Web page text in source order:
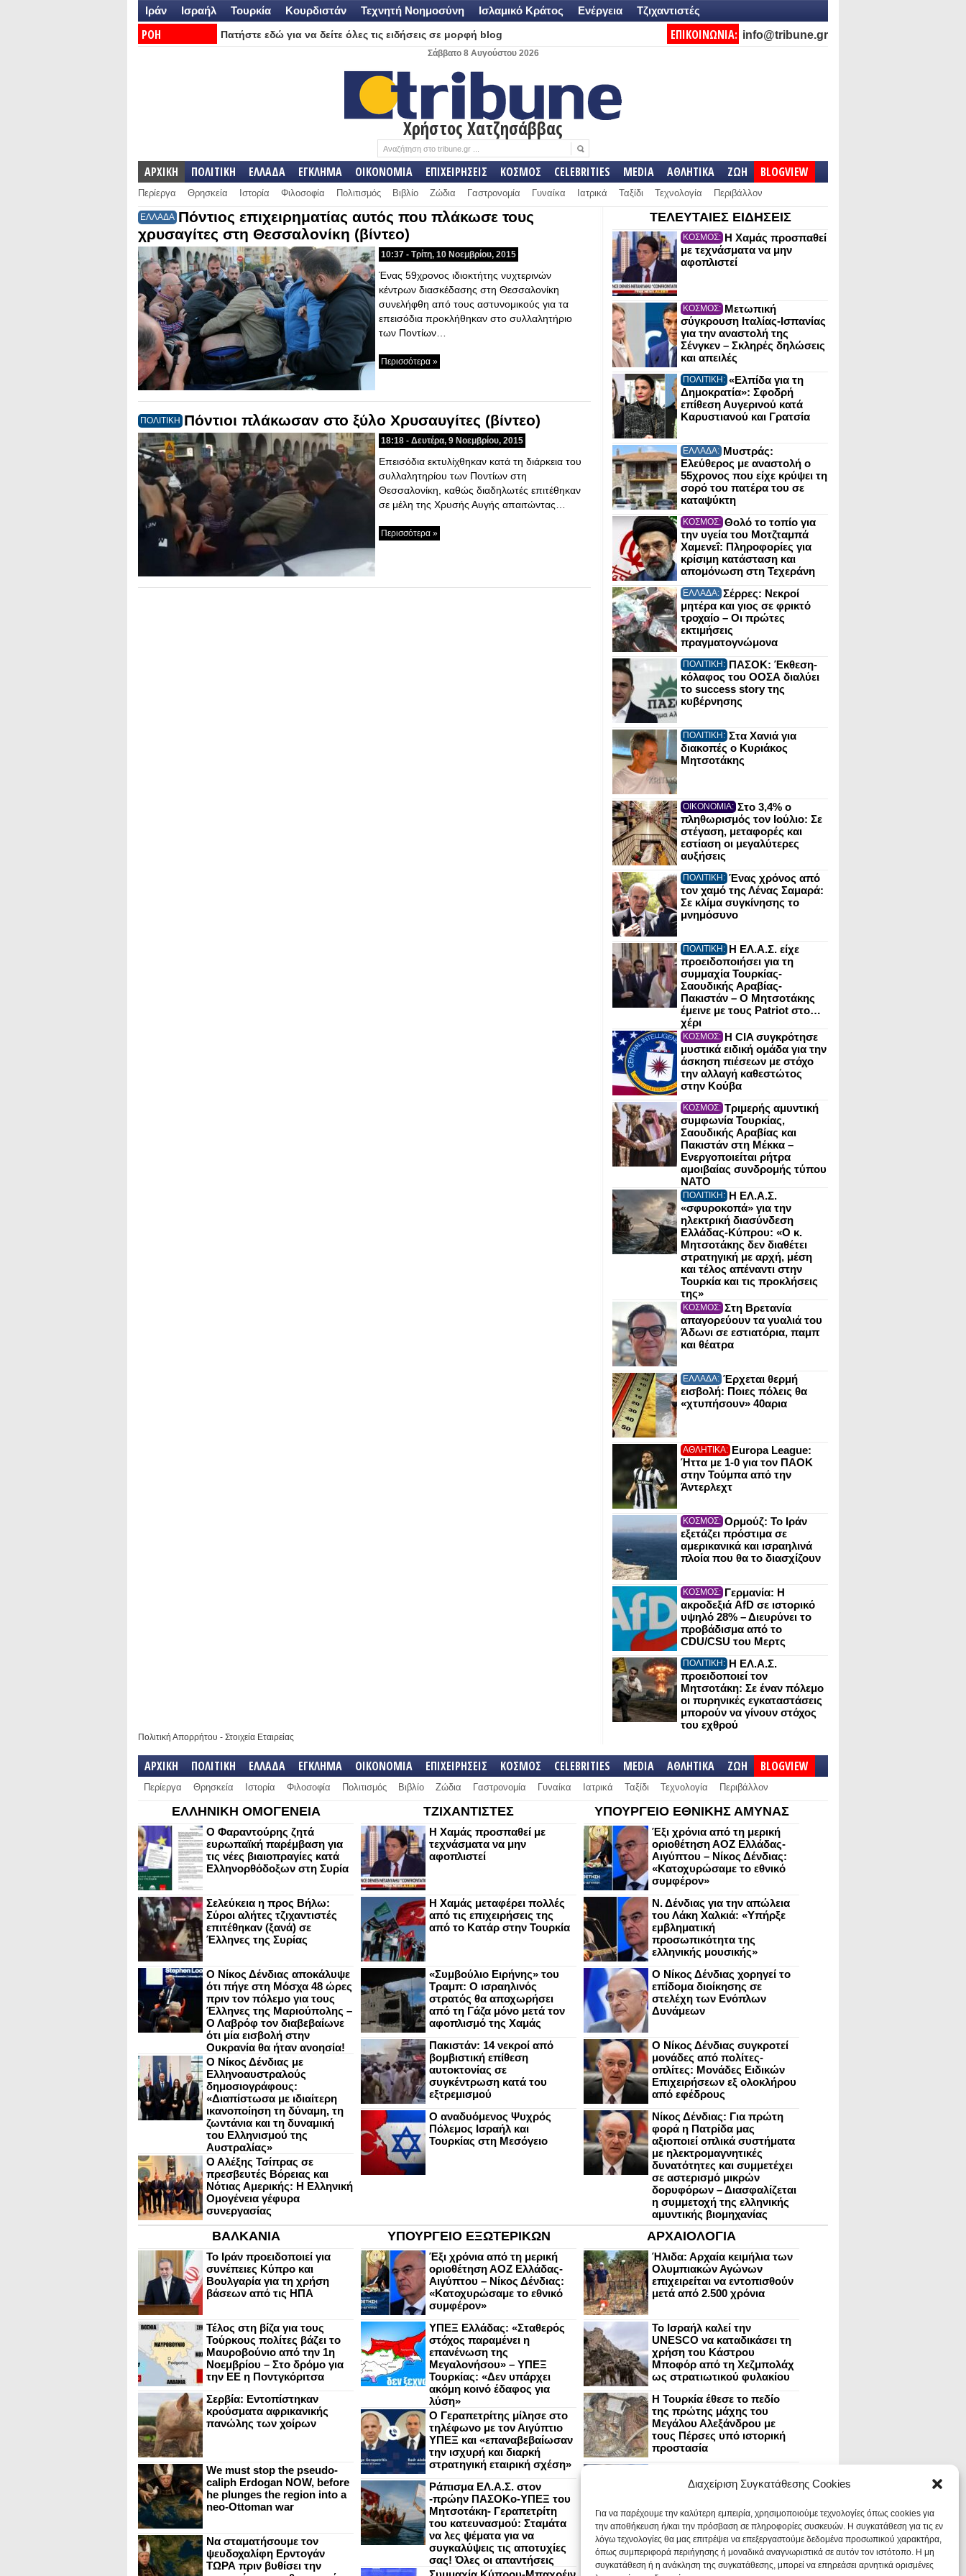
Διαχείριση Συγκατάθεσης Cookies
Για να παρέχουμε την καλύτερη εμπειρία, χρησιμοποιούμε τεχνολογίες όπως cookies για
την αποθήκευση ή/και την πρόσβαση σε πληροφορίες συσκευών. Η συγκατάθεση για τις εν
λόγω τεχνολογίες θα μας επιτρέψει να επεξεργαστούμε δεδομένα προσωπικού χαρακτήρα,
όπως συμπεριφορά περιήγησης ή μοναδικά αναγνωριστικά σε αυτόν τον ιστότοπο. Η μη
συγκατάθεση ή η ανάκληση της συγκατάθεσης, μπορεί να επηρεάσει αρνητικά ορισμένες
Ιράν Ισραήλ Τουρκία Κουρδιστάν Τεχνητή Νοημοσύνη Ισλαμικό Κράτος Ενέργεια Τζιχαντιστές
ΡΟΗ
Πατήστε εδώ για να δείτε όλες τις ειδήσεις σε μορφή blog ΕΠΙΚΟΙΝΩΝΙΑ: info@tribune.gr
Σάββατο 8 Αυγούστου 2026
Χρήστος Χατζησάββας
ΑΡΧΙΚΗ ΠΟΛΙΤΙΚΗ ΕΛΛΑΔΑ ΕΓΚΛΗΜΑ ΟΙΚΟΝΟΜΙΑ ΕΠΙΧΕΙΡΗΣΕΙΣ ΚΟΣΜΟΣ CELEBRITIES MEDIA ΑΘΛΗΤΙΚΑ ΖΩΗ BLOGVIEW
Περίεργα Θρησκεία Ιστορία Φιλοσοφία Πολιτισμός Βιβλίο Ζώδια Γαστρονομία Γυναίκα Ιατρικά Ταξίδι Τεχνολογία Περιβάλλον
ΕΛΛΑΔΑ Πόντιος επιχειρηματίας αυτός που πλάκωσε τους
χρυσαγίτες στη Θεσσαλονίκη (βίντεο)
10:37 - Τρίτη, 10 Νοεμβρίου, 2015
Ένας 59χρονος ιδιοκτήτης νυχτερινών
κέντρων διασκέδασης στη Θεσσαλονίκη
συνελήφθη από τους αστυνομικούς για τα
επεισόδια προκλήθηκαν στο συλλαλητήριο
των Ποντίων…
Περισσότερα »
ΠΟΛΙΤΙΚΗ Πόντιοι πλάκωσαν στο ξύλο Xρυσαυγίτες (βίντεο)
18:18 - Δευτέρα, 9 Νοεμβρίου, 2015
Επεισόδια εκτυλίχθηκαν κατά τη διάρκεια του
συλλαλητηρίου των Ποντίων στη
Θεσσαλονίκη, καθώς διαδηλωτές επιτέθηκαν
σε μέλη της Χρυσής Αυγής απαιτώντας…
Περισσότερα »
ΤΕΛΕΥΤΑΙΕΣ ΕΙΔΗΣΕΙΣ
ΚΟΣΜΟΣ: Η Χαμάς προσπαθεί
με τεχνάσματα να μην
αφοπλιστεί
ΚΟΣΜΟΣ: Μετωπική
σύγκρουση Ιταλίας-Ισπανίας
για την αναστολή της
Σένγκεν – Σκληρές δηλώσεις
και απειλές
ΠΟΛΙΤΙΚΗ: «Ελπίδα για τη
Δημοκρατία»: Σφοδρή
επίθεση Αυγερινού κατά
Καρυστιανού και Γρατσία
ΕΛΛΑΔΑ: Μυστράς:
Ελεύθερος με αναστολή ο
55χρονος που είχε κρύψει τη
σορό του πατέρα του σε
καταψύκτη
ΚΟΣΜΟΣ: Θολό το τοπίο για
την υγεία του Μοτζταμπά
Χαμενεΐ: Πληροφορίες για
κρίσιμη κατάσταση και
απομόνωση στη Τεχεράνη
ΕΛΛΑΔΑ: Σέρρες: Νεκροί
μητέρα και γιος σε φρικτό
τροχαίο – Οι πρώτες
εκτιμήσεις
πραγματογνώμονα
ΠΟΛΙΤΙΚΗ: ΠΑΣΟΚ: Έκθεση-
κόλαφος του ΟΟΣΑ διαλύει
το success story της
κυβέρνησης
ΠΟΛΙΤΙΚΗ: Στα Χανιά για
διακοπές ο Κυριάκος
Μητσοτάκης
ΟΙΚΟΝΟΜΙΑ: Στο 3,4% ο
πληθωρισμός τον Ιούλιο: Σε
στέγαση, μεταφορές και
εστίαση οι μεγαλύτερες
αυξήσεις
ΠΟΛΙΤΙΚΗ: Ένας χρόνος από
τον χαμό της Λένας Σαμαρά:
Σε κλίμα συγκίνησης το
μνημόσυνο
ΠΟΛΙΤΙΚΗ: Η ΕΛ.Α.Σ. είχε
προειδοποιήσει για τη
συμμαχία Τουρκίας-
Σαουδικής Αραβίας-
Πακιστάν – Ο Μητσοτάκης
έμεινε με τους Patriot στο…
χέρι
ΚΟΣΜΟΣ: Η CIA συγκρότησε
μυστικά ειδική ομάδα για την
άσκηση πιέσεων με στόχο
την αλλαγή καθεστώτος
στην Κούβα
ΚΟΣΜΟΣ: Τριμερής αμυντική
συμφωνία Τουρκίας,
Σαουδικής Αραβίας και
Πακιστάν στη Μέκκα –
Ενεργοποιείται ρήτρα
αμοιβαίας συνδρομής τύπου
NATO
ΠΟΛΙΤΙΚΗ: Η ΕΛ.Α.Σ.
«σφυροκοπά» για την
ηλεκτρική διασύνδεση
Ελλάδας-Κύπρου: «Ο κ.
Μητσοτάκης δεν διαθέτει
στρατηγική με αρχή, μέση
και τέλος απέναντι στην
Τουρκία και τις προκλήσεις
της»
ΚΟΣΜΟΣ: Στη Βρετανία
απαγορεύουν τα γυαλιά του
Άδωνι σε εστιατόρια, παμπ
και θέατρα
ΕΛΛΑΔΑ: Έρχεται θερμή
εισβολή: Ποιες πόλεις θα
«χτυπήσουν» 40αρια
ΑΘΛΗΤΙΚΑ: Europa League:
Ήττα με 1-0 για τον ΠΑΟΚ
στην Τούμπα από την
Άντερλεχτ
ΚΟΣΜΟΣ: Ορμούζ: Το Ιράν
εξετάζει πρόστιμα σε
αμερικανικά και ισραηλινά
πλοία που θα το διασχίζουν
ΚΟΣΜΟΣ: Γερμανία: Η
ακροδεξιά AfD σε ιστορικό
υψηλό 28% – Διευρύνει το
προβάδισμα από το
CDU/CSU του Μερτς
ΠΟΛΙΤΙΚΗ: Η ΕΛ.Α.Σ.
προειδοποιεί τον
Μητσοτάκη: Σε έναν πόλεμο
οι πυρηνικές εγκαταστάσεις
μπορούν να γίνουν στόχος
του εχθρού
Πολιτική Απορρήτου - Στοιχεία Εταιρείας
ΑΡΧΙΚΗ ΠΟΛΙΤΙΚΗ ΕΛΛΑΔΑ ΕΓΚΛΗΜΑ ΟΙΚΟΝΟΜΙΑ ΕΠΙΧΕΙΡΗΣΕΙΣ ΚΟΣΜΟΣ CELEBRITIES MEDIA ΑΘΛΗΤΙΚΑ ΖΩΗ BLOGVIEW
Περίεργα Θρησκεία Ιστορία Φιλοσοφία Πολιτισμός Βιβλίο Ζώδια Γαστρονομία Γυναίκα Ιατρικά Ταξίδι Τεχνολογία Περιβάλλον
ΕΛΛΗΝΙΚΗ ΟΜΟΓΕΝΕΙΑ
Ο Φαραντούρης ζητά
ευρωπαϊκή παρέμβαση για
τις νέες βιαιοπραγίες κατά
Ελληνορθόδοξων στη Συρία
Σελεύκεια η προς Βήλω:
Σύροι αλήτες τζιχαντιστές
επιτέθηκαν (ξανά) σε
Έλληνες της Συρίας
Ο Νίκος Δένδιας αποκάλυψε
ότι πήγε στη Μόσχα 48 ώρες
πριν τον πόλεμο για τους
Έλληνες της Μαριούπολης –
Ο Λαβρόφ τον διαβεβαίωνε
ότι μία εισβολή στην
Ουκρανία θα ήταν ανοησία!
Ο Νίκος Δένδιας με
Ελληνοαυστραλούς
δημοσιογράφους:
«Διαπίστωσα με ιδιαίτερη
ικανοποίηση τη δύναμη, τη
ζωντάνια και τη δυναμική
του Ελληνισμού της
Αυστραλίας»
Ο Αλέξης Τσίπρας σε
πρεσβευτές Βόρειας και
Νότιας Αμερικής: Η Ελληνική
Ομογένεια γέφυρα
συνεργασίας
ΤΖΙΧΑΝΤΙΣΤΕΣ
Η Χαμάς προσπαθεί με
τεχνάσματα να μην
αφοπλιστεί
Η Χαμάς μεταφέρει πολλές
από τις επιχειρήσεις της
από το Κατάρ στην Τουρκία
«Συμβούλιο Ειρήνης» του
Τραμπ: Ο ισραηλινός
στρατός θα αποχωρήσει
από τη Γάζα μόνο μετά τον
αφοπλισμό της Χαμάς
Πακιστάν: 14 νεκροί από
βομβιστική επίθεση
αυτοκτονίας σε
συγκέντρωση κατά του
εξτρεμισμού
Ο αναδυόμενος Ψυχρός
Πόλεμος Ισραήλ και
Τουρκίας στη Μεσόγειο
ΥΠΟΥΡΓΕΙΟ ΕΘΝΙΚΗΣ ΑΜΥΝΑΣ
Έξι χρόνια από τη μερική
οριοθέτηση ΑΟΖ Ελλάδας-
Αιγύπτου – Νίκος Δένδιας:
«Κατοχυρώσαμε το εθνικό
συμφέρον»
Ν. Δένδιας για την απώλεια
του Λάκη Χαλκιά: «Υπήρξε
εμβληματική
προσωπικότητα της
ελληνικής μουσικής»
Ο Νίκος Δένδιας χορηγεί το
επίδομα διοίκησης σε
στελέχη των Ενόπλων
Δυνάμεων
Ο Νίκος Δένδιας συγκροτεί
μονάδες από πολίτες-
οπλίτες: Μονάδες Ειδικών
Επιχειρήσεων εξ ολοκλήρου
από εφέδρους
Νίκος Δένδιας: Για πρώτη
φορά η Πατρίδα μας
αξιοποιεί οπλικά συστήματα
με ηλεκτρομαγνητικές
δυνατότητες και συμμετέχει
σε αστερισμό μικρών
δορυφόρων – Διασφαλίζεται
η συμμετοχή της ελληνικής
αμυντικής βιομηχανίας
ΒΑΛΚΑΝΙΑ
Το Ιράν προειδοποιεί για
συνέπειες Κύπρο και
Βουλγαρία για τη χρήση
βάσεων από τις ΗΠΑ
Τέλος στη βίζα για τους
Τούρκους πολίτες βάζει το
Μαυροβούνιο από την 1η
Νοεμβρίου – Στο δρόμο για
την ΕΕ η Ποντγκόριτσα
Σερβία: Εντοπίστηκαν
κρούσματα αφρικανικής
πανώλης των χοίρων
We must stop the pseudo-
caliph Erdogan NOW, before
he plunges the region into a
neo-Ottoman war
Να σταματήσουμε τον
ψευδοχαλίφη Ερντογάν
ΤΩΡΑ πριν βυθίσει την
ΥΠΟΥΡΓΕΙΟ ΕΞΩΤΕΡΙΚΩΝ
Έξι χρόνια από τη μερική
οριοθέτηση ΑΟΖ Ελλάδας-
Αιγύπτου – Νίκος Δένδιας:
«Κατοχυρώσαμε το εθνικό
συμφέρον»
ΥΠΕΞ Ελλάδας: «Σταθερός
στόχος παραμένει η
επανένωση της
Μεγαλονήσου» – ΥΠΕΞ
Τουρκίας: «Δεν υπάρχει
ακόμη κοινό έδαφος για
λύση»
Ο Γεραπετρίτης μίλησε στο
τηλέφωνο με τον Αιγύπτιο
ΥΠΕΞ και «επαναβεβαίωσαν
την ισχυρή και διαρκή
στρατηγική εταιρική σχέση»
Ράπισμα ΕΛ.Α.Σ. στον
-πρώην ΠΑΣΟΚο-ΥΠΕΞ του
Μητσοτάκη- Γεραπετρίτη
του κατευνασμού: Σταμάτα
να λες ψέματα για να
συγκαλύψεις τις αποτυχίες
σας! Όλες οι απαντήσεις
ΑΡΧΑΙΟΛΟΓΙΑ
Ήλιδα: Αρχαία κειμήλια των
Ολυμπιακών Αγώνων
επιχειρείται να εντοπισθούν
μετά από 2.500 χρόνια
Το Ισραήλ καλεί την
UNESCO να καταδικάσει τη
χρήση του Κάστρου
Μποφόρ από τη Χεζμπολάχ
ως στρατιωτικού φυλακίου
Η Τουρκία έθεσε το πεδίο
της πρώτης μάχης του
Μεγάλου Αλεξάνδρου με
τους Πέρσες υπό ιστορική
προστασία
ανακτόρου στην
στο Παλάτι των Δεσποτών
Οι Νεάντερταλ έκαναν
οδοντιατρικές επεμβάσεις σε
χαλασμένα δόντια, σύμφωνα